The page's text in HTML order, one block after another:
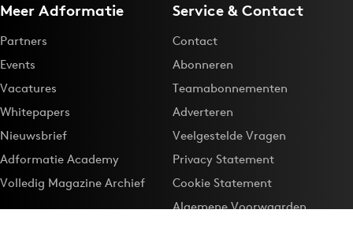
Meer Adformatie
Partners
Events
Vacatures
Whitepapers
Nieuwsbrief
Adformatie Academy
Volledig Magazine Archief
Service & Contact
Contact
Abonneren
Teamabonnementen
Adverteren
Veelgestelde Vragen
Privacy Statement
Cookie Statement
Algemene Voorwaarden